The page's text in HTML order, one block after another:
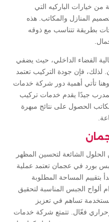
من خيارات الباركيه التي
المنازل والمكاتب. هذه
بطريقة تتناسب مع ذوقه
الفضاء الداخلي، حيث يضفي
لذلك، فإن جودة التركيب تعتمد
تأتي أهمية دور شركة خدمات
جيدًا يقدم خدمات تركيب
الحصول على نتائج مبهرة
الشائعة لتحسين المظهر
بورد في عجمان تعتمد عملية
المساحة المطلوبة
ألواح الجبس المناسبة لتحقيق
تساهم في تعزيز
فعّال. تتمتع شركة خدمات